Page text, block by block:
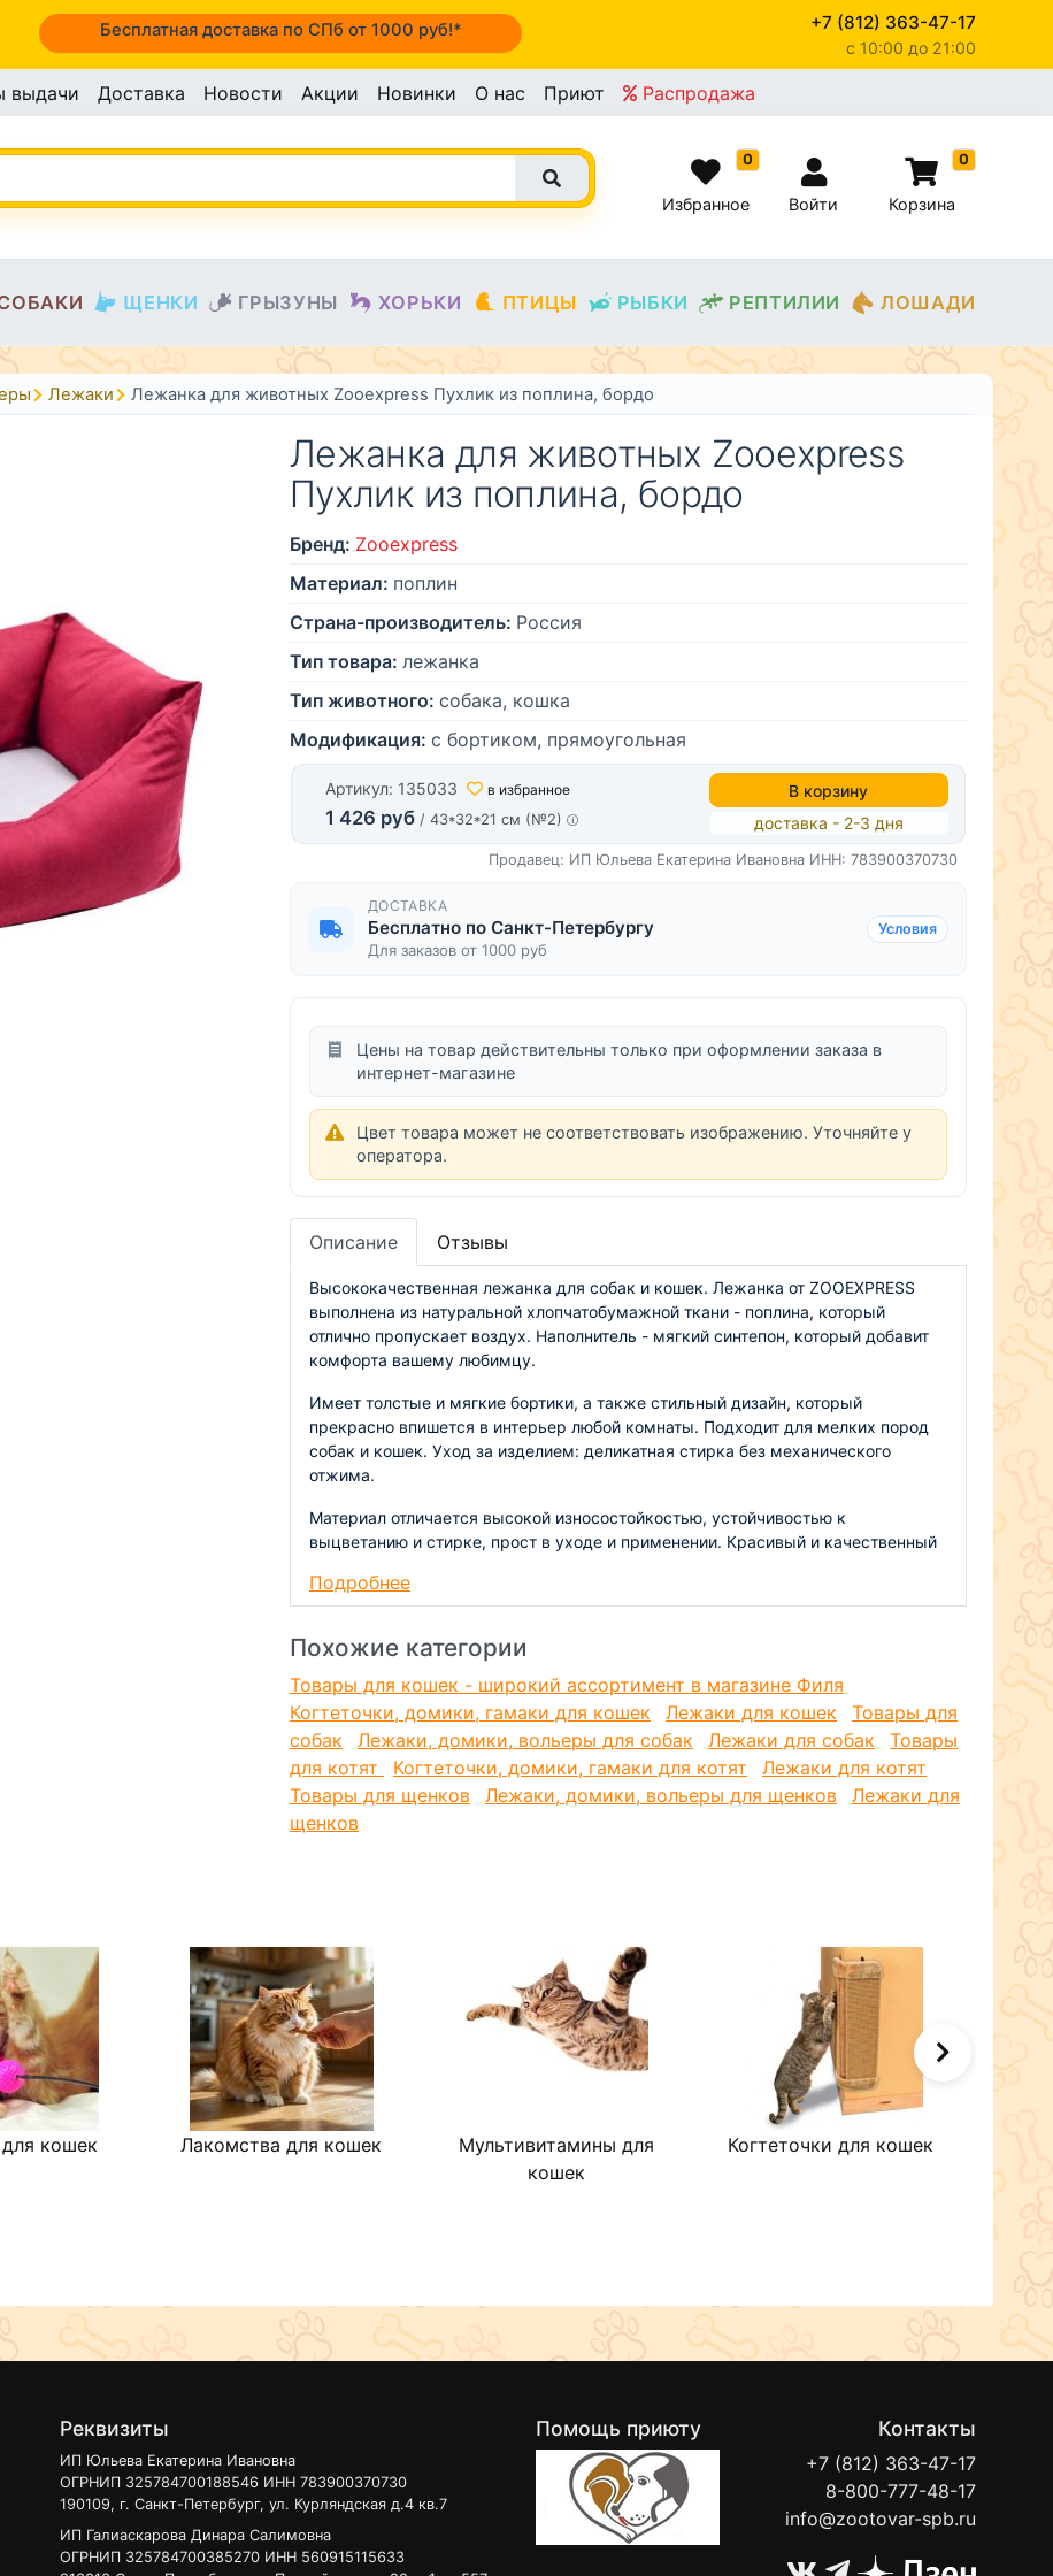
Бесплатная доставка по СПб от 1000 руб!* +7 (812) 363-47-17
c 10:00 до 21:00
выдачи Доставка Новости Акции Новинки О нас Приют Распродажа
0
Избранное Войти
0
Корзина
ЩЕНКИ ГРЫЗУНЫ ХОРЬКИ ПТИЦЫ РЫБКИ РЕПТИЛИИ ЛОШАДИ
Лежаки Лежанка для животных Zooexpress Пухлик из поплина, бордо
Лежанка для животных Zooexpress
Пухлик из поплина, бордо
Бренд: Zooexpress
Материал: поплин
Страна-производитель: Россия
Тип товара: лежанка
Тип животного: собака, кошка
Модификация: с бортиком, прямоугольная
Артикул: 135033 в избранное
1 426 руб / 43*32*21 см (№2)
В корзину
доставка - 2-3 дня
Продавец: ИП Юльева Екатерина Ивановна ИНН: 783900370730
ДОСТАВКА
Бесплатно по Санкт-Петербургу
Для заказов от 1000 руб
Условия
Цены на товар действительны только при оформлении заказа в
интернет-магазине
Цвет товара может не соответствовать изображению. Уточняйте у
оператора.
Описание Отзывы
Высококачественная лежанка для собак и кошек. Лежанка от ZOOEXPRESS
выполнена из натуральной хлопчатобумажной ткани - поплина, который
отлично пропускает воздух. Наполнитель - мягкий синтепон, который добавит
комфорта вашему любимцу.
Имеет толстые и мягкие бортики, а также стильный дизайн, который
прекрасно впишется в интерьер любой комнаты. Подходит для мелких пород
собак и кошек. Уход за изделием: деликатная стирка без механического
отжима.
Материал отличается высокой износостойкостью, устойчивостью к
выцветанию и стирке, прост в уходе и применении. Красивый и качественный
его сон более качественным и комфортным!
Подробнее
Похожие категории
Товары для кошек - широкий ассортимент в магазине Филя
Когтеточки, домики, гамаки для кошек
Лежаки для кошек
Товары для
собак
Лежаки, домики, вольеры для собак Лежаки для собак
Товары
для котят
Когтеточки, домики, гамаки для котят
Лежаки для котят
Товары для щенков
Лежаки, домики, вольеры для щенков
Лежаки для
щенков
кошек Лакомства для кошек
Мультивитамины для
кошек
Когтеточки для кошек
Реквизиты
ИП Юльева Екатерина Ивановна
ОГРНИП 325784700188546 ИНН 783900370730
190109, г. Санкт-Петербург, ул. Курляндская д.4 кв.7
ИП Галиаскарова Динара Салимовна
ОГРНИП 325784700385270 ИНН 560915115633
Помощь приюту Контакты
+7 (812) 363-47-17
8-800-777-48-17
info@zootovar-spb.ru